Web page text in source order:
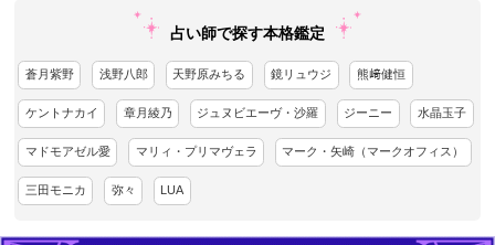
占い師で探す本格鑑定
蒼月紫野 浅野八郎 天野原みちる 鏡リュウジ 熊﨑健恒
ケントナカイ 章月綾乃 ジュヌビエーヴ・沙羅 ジーニー 水晶玉子
マドモアゼル愛 マリィ・プリマヴェラ マーク・矢崎（マークオフィス）
三田モニカ 弥々 LUA